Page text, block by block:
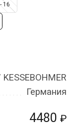
4480 ₽
16
Германия